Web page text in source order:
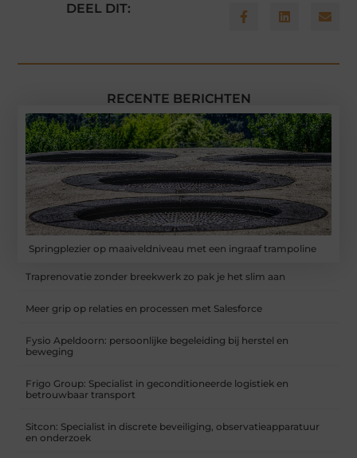
DEEL DIT:
RECENTE BERICHTEN
Springplezier op maaiveldniveau met een ingraaf trampoline
Traprenovatie zonder breekwerk zo pak je het slim aan
Meer grip op relaties en processen met Salesforce
Fysio Apeldoorn: persoonlijke begeleiding bij herstel en
beweging
Frigo Group: Specialist in geconditioneerde logistiek en
betrouwbaar transport
Sitcon: Specialist in discrete beveiliging, observatieapparatuur
en onderzoek